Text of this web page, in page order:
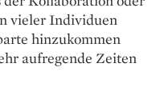
vieler Individuen
hinzukommen
aufregende Zeiten